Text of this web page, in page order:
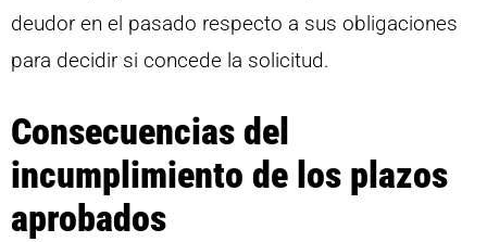
deudor en el pasado respecto a sus obligaciones
para decidir si concede la solicitud.
Consecuencias del
incumplimiento de los plazos
aprobados